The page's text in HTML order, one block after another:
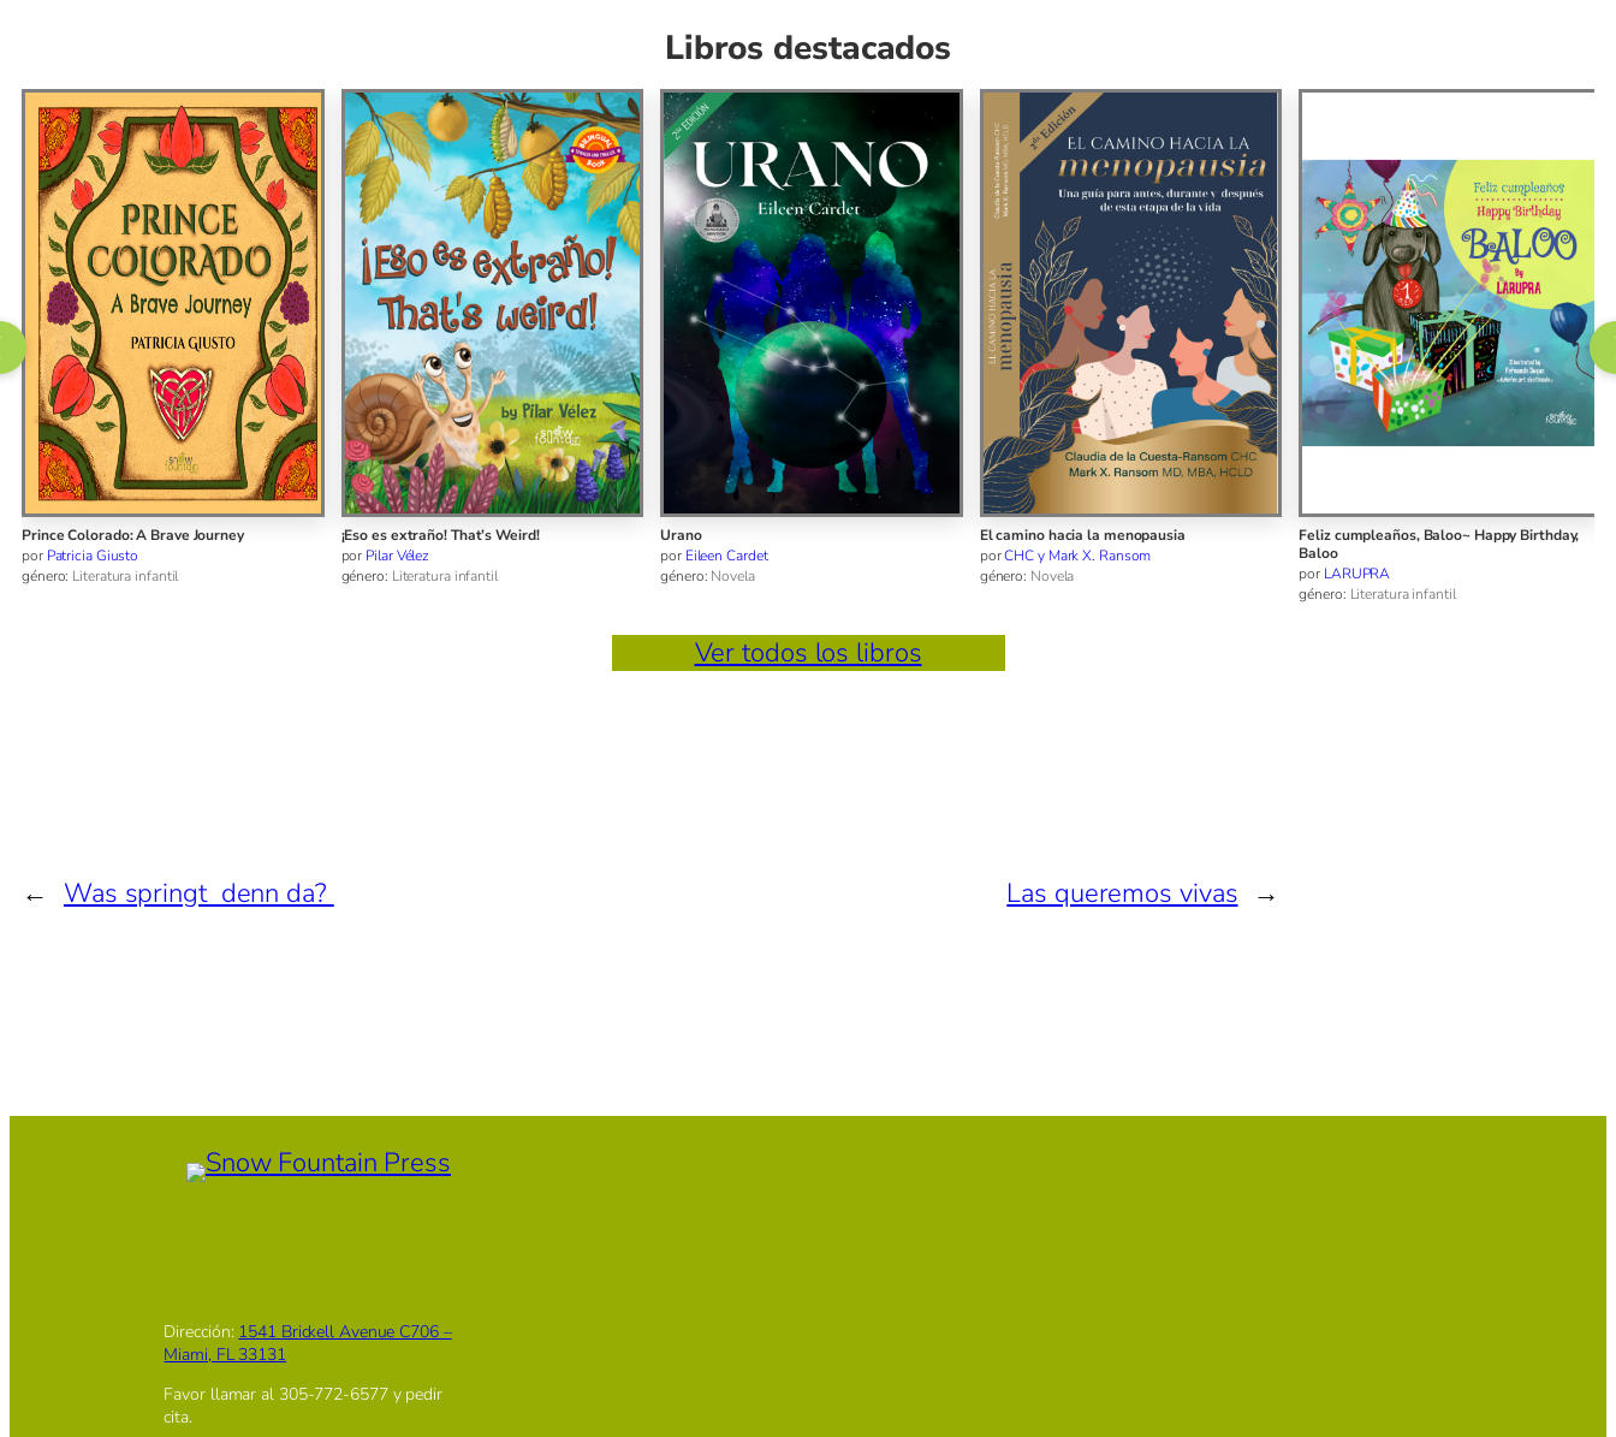
Libros destacados
¡Eso es extraño! That’s Weird!
por Pilar Vélez
género: Literatura infantil
Urano
por Eileen Cardet
género: Novela
El camino hacia la menopausia
por CHC y Mark X. Ransom
género: Novela
Feliz cumpleaños, Baloo~ Happy Birthday,
Baloo
porLARUPRA
Anton’s Window ~ La ventana de Antón
porMiguel Ángel Piery
género:Literatura infantil
Ver todos los libros
← Was springt denn da? Las queremos vivas →
Dirección: 1541 Brickell Avenue C706 –
Miami, FL 33131
Favor llamar al 305-772-6577 y pedir
cita.